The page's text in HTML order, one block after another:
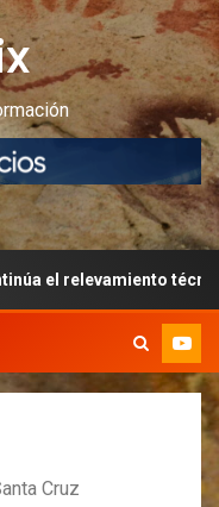
técnico en
Cruz